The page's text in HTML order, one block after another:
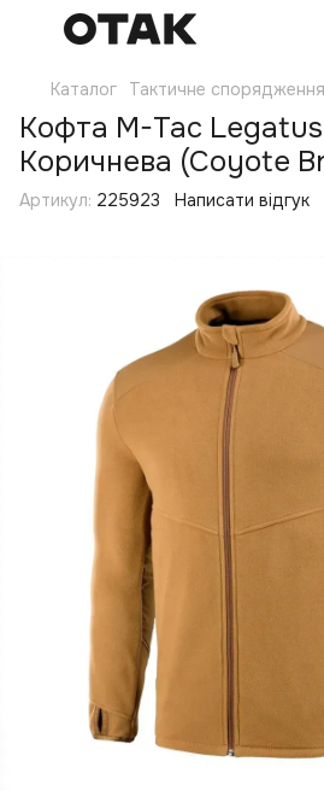
Каталог Тактичне спорядження
Кофта M-Tac
Коричнева (Coyote
Артикул: 225923 Написати відгук